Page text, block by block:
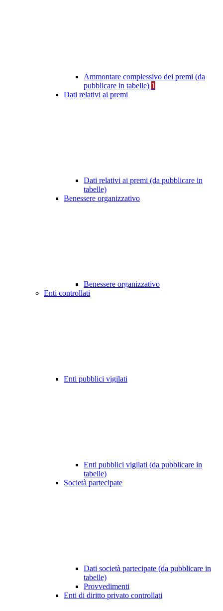
Ammontare complessivo dei premi (da
pubblicare in tabelle) 1
Dati relativi ai premi
Dati relativi ai premi (da pubblicare in
tabelle)
Benessere organizzativo
Benessere organizzativo
Enti controllati
Enti pubblici vigilati
Enti pubblici vigilati (da pubblicare in
tabelle)
Società partecipate
Dati società partecipate (da pubblicare in
tabelle)
Provvedimenti
Enti di diritto privato controllati